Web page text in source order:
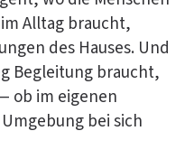
Alltag braucht,
des Hauses. Und
Begleitung braucht,
ob im eigenen
bei sich